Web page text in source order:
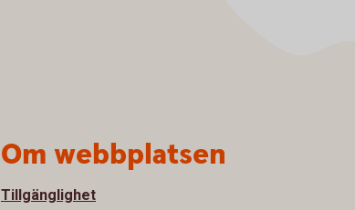
Om webbplatsen
Tillgänglighet